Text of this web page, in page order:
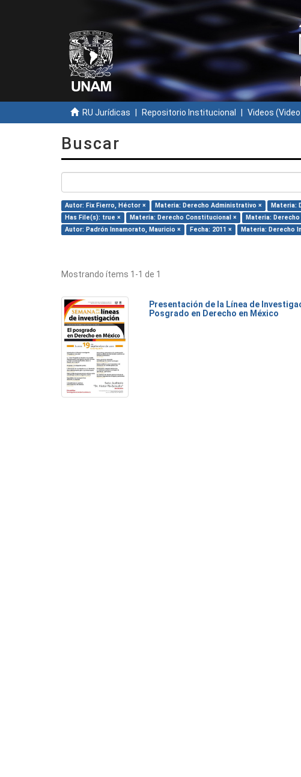
RU Jurídicas Repositorio Institucional Videos
Buscar
Autor: Fix Fierro, Héctor × Materia: Derecho Administrativo × Materia:
Has File(s): true ×
Materia: Derecho Constitucional × Materia:
Autor: Padrón Innamorato, Mauricio ×
Fecha: 2011 × Materia: Derecho
Mostrando ítems 1-1 de 1
Presentación de la Línea de
Posgrado en Derecho en México